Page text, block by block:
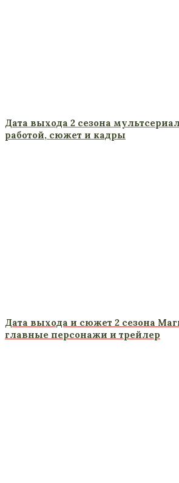
Дата выхода 2 сезона
работой, сюжет и кадры
Дата выхода и сюжет 2 сезона
главные персонажи и трейлер